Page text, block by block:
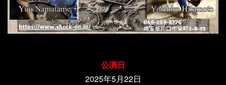
公演日
2025年5月22日